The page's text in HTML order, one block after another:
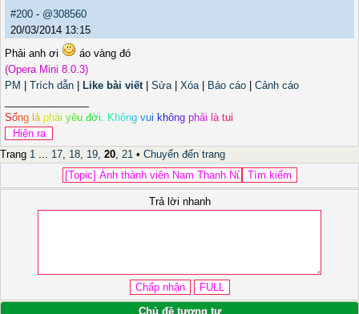
#200 - @308560
20/03/2014 13:15
Phải anh ơi
áo vàng đó
(Opera Mini 8.0.3)
PM
Trích dẫn Like bài viết| Sửa| Xóa| Báo cáo
Cảnh cáo
Sống à phải yêu đời. Không vui không phải à tui
Trang 1 ... 17, 18, 19, 20, 21 • Chuyển đến trang
Trả lời nhanh
Chủ đề tương tự